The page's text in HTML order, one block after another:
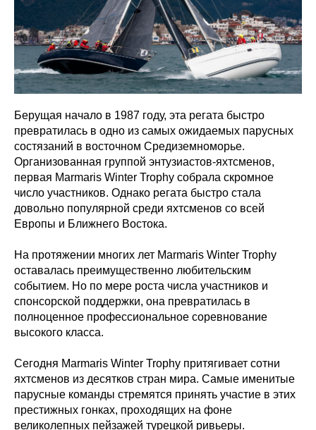
Берущая начало в 1987 году, эта регата быстро
превратилась в одно из самых ожидаемых парусных
состязаний в восточном Средиземноморье.
Организованная группой энтузиастов-яхтсменов,
первая Marmaris Winter Trophy собрала скромное
число участников. Однако регата быстро стала
довольно популярной среди яхтсменов со всей
Европы и Ближнего Востока.
На протяжении многих лет Marmaris Winter Trophy
оставалась преимущественно любительским
событием. Но по мере роста числа участников и
спонсорской поддержки, она превратилась в
полноценное профессиональное соревнование
высокого класса.
Сегодня Marmaris Winter Trophy притягивает сотни
яхтсменов из десятков стран мира. Самые именитые
парусные команды стремятся принять участие в этих
престижных гонках, проходящих на фоне
великолепных пейзажей турецкой ривьеры.